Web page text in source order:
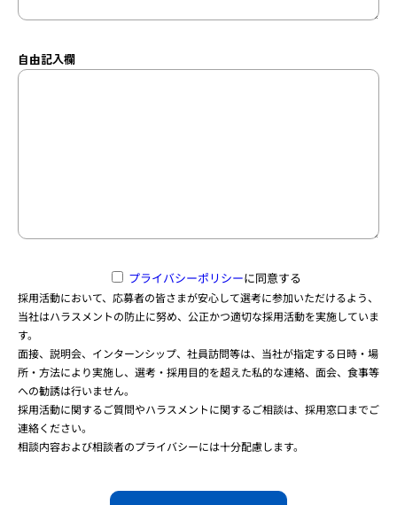
自由記入欄
プライバシーポリシーに同意する
採用活動において、応募者の皆さまが安心して選考に参加いただけるよう、
当社はハラスメントの防止に努め、公正かつ適切な採用活動を実施していま
す。
面接、説明会、インターンシップ、社員訪問等は、当社が指定する日時・場
所・方法により実施し、選考・採用目的を超えた私的な連絡、面会、食事等
への勧誘は行いません。
採用活動に関するご質問やハラスメントに関するご相談は、採用窓口までご
連絡ください。
相談内容および相談者のプライバシーには十分配慮します。